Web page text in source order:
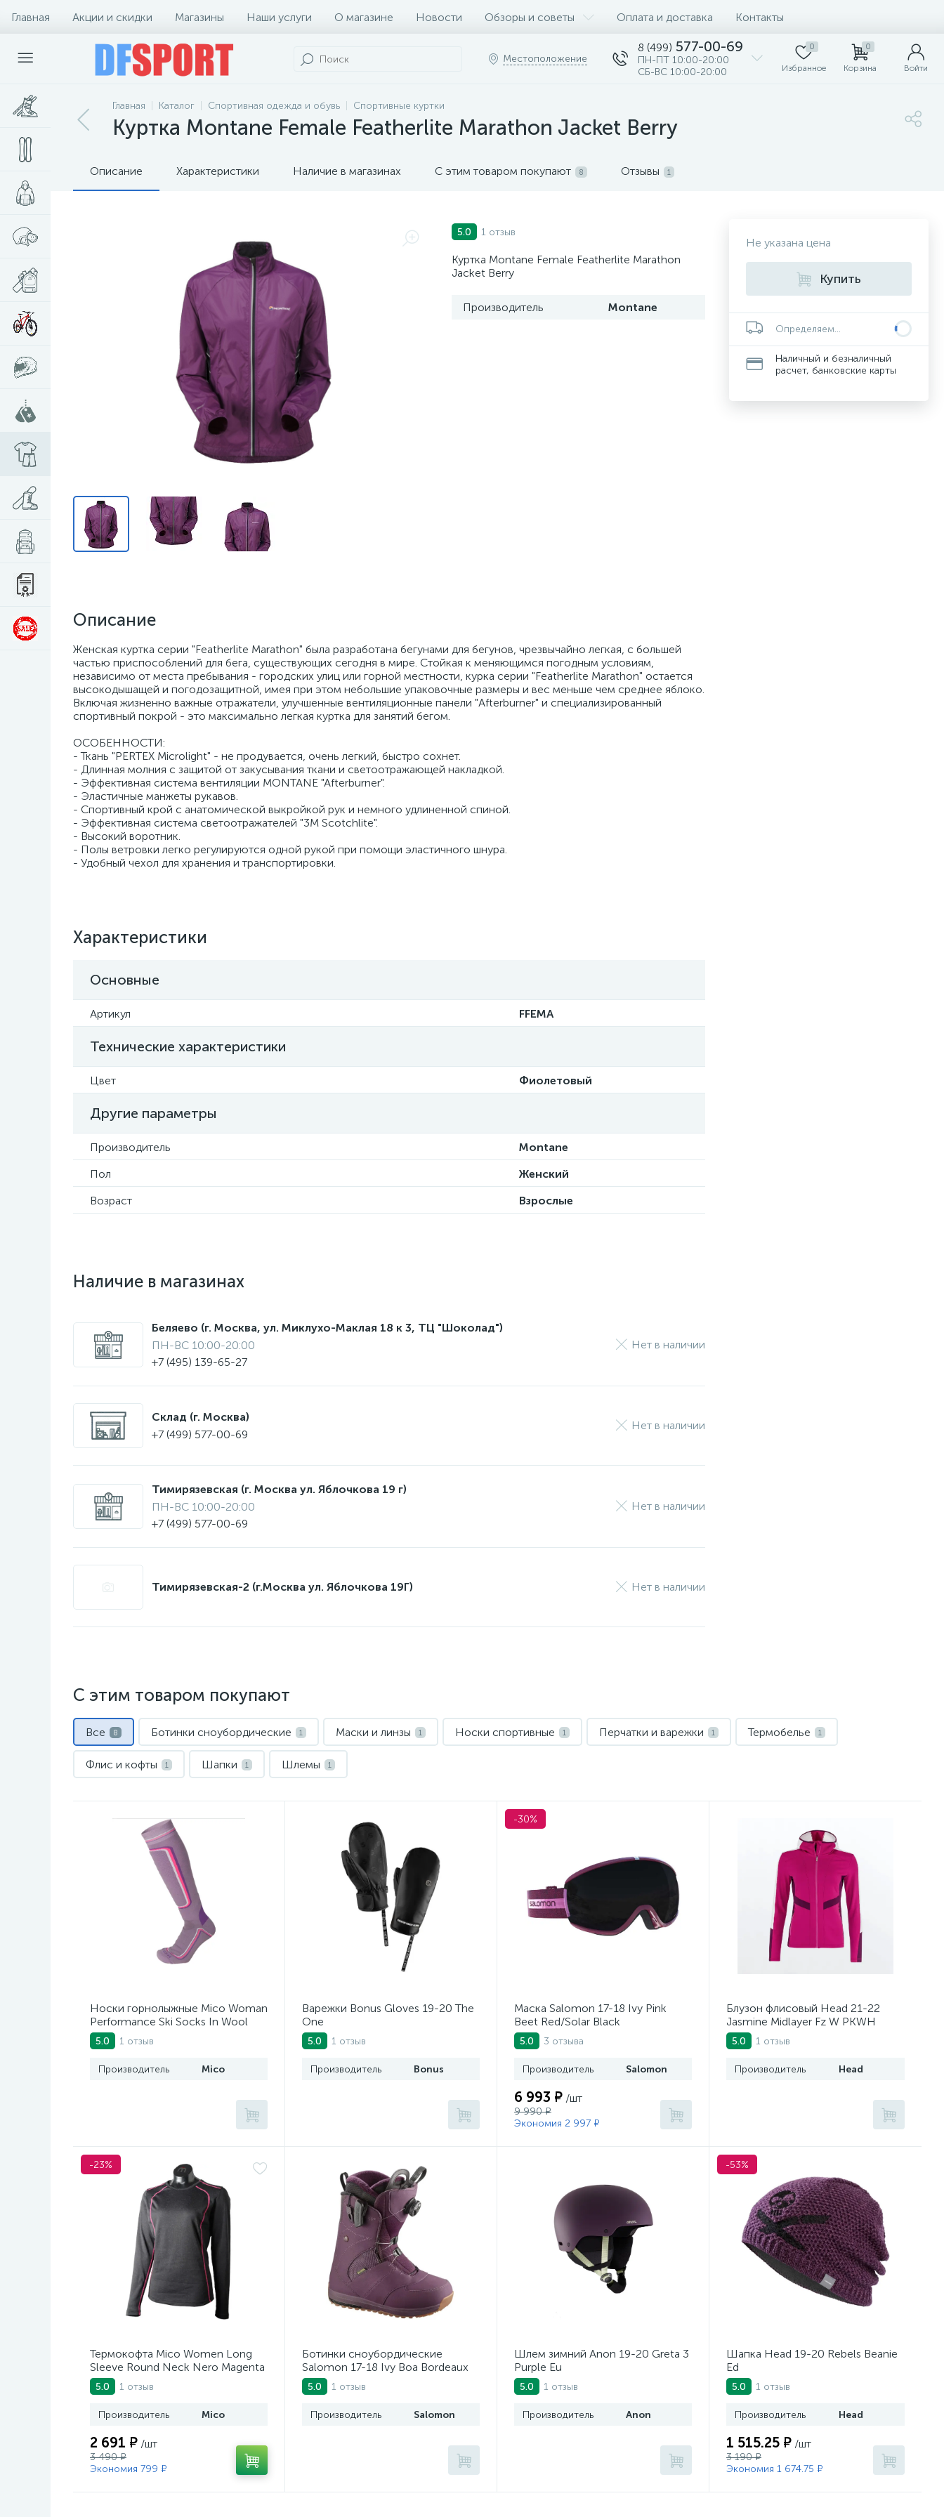
Главная Акции и скидки Магазины Наши услуги О магазине Новости Обзоры и советы Оплата и доставка Контакты
Местоположение
8 (499) 577-00-69
ПН-ПТ 10:00-20:00
СБ-ВС 10:00-20:00
0
Избранное
0
Корзина Войти
Главная Каталог Спортивная одежда и обувь Спортивные куртки
Куртка Montane Female Featherlite Marathon Jacket Berry
Описание Характеристики Наличие в магазинах С этим товаром покупают 8 Отзывы 1
5.0 1 отзыв
Куртка Montane Female Featherlite Marathon
Jacket Berry
Производитель Montane
Описание
Женская куртка серии "Featherlite Marathon" была разработана бегунами для бегунов, чрезвычайно легкая, с большей
частью приспособлений для бега, существующих сегодня в мире. Стойкая к меняющимся погодным условиям,
независимо от места пребывания - городских улиц или горной местности, курка серии "Featherlite Marathon" остается
высокодышащей и погодозащитной, имея при этом небольшие упаковочные размеры и вес меньше чем среднее яблоко.
Включая жизненно важные отражатели, улучшенные вентиляционные панели "Afterburner" и специализированный
спортивный покрой - это максимально легкая куртка для занятий бегом.
ОСОБЕННОСТИ:
- Ткань "PERTEX Microlight" - не продувается, очень легкий, быстро сохнет.
- Длинная молния с защитой от закусывания ткани и светоотражающей накладкой.
- Эффективная система вентиляции MONTANE "Afterburner".
- Эластичные манжеты рукавов.
- Спортивный крой с анатомической выкройкой рук и немного удлиненной спиной.
- Эффективная система светоотражателей "3M Scotchlite".
- Высокий воротник.
- Полы ветровки легко регулируются одной рукой при помощи эластичного шнура.
- Удобный чехол для хранения и транспортировки.
Характеристики
Основные
Артикул FFEMA
Технические характеристики
Цвет Фиолетовый
Другие параметры
Производитель
Montane
Пол
Женский
Возраст
Взрослые
Наличие в магазинах
Беляево (г. Москва, ул. Миклухо-Маклая 18 к 3, ТЦ "Шоколад")
ПН-ВС 10:00-20:00
+7 (495) 139-65-27
Нет в наличии
Склад (г. Москва)
+7 (499) 577-00-69
Нет в наличии
Тимирязевская (г. Москва ул. Яблочкова 19 г)
ПН-ВС 10:00-20:00
+7 (499) 577-00-69
Нет в наличии
Тимирязевская-2 (г.Москва ул. Яблочкова 19Г) Нет в наличии
Не указана цена
Купить
Определяем...
Наличный и безналичный
расчет, банковские карты
С этим товаром покупают
Все 8 Ботинки сноубордические 1 Маски и линзы 1 Носки спортивные 1 Перчатки и варежки 1 Термобелье 1
Флис и кофты 1 Шапки 1 Шлемы 1
Носки горнолыжные Mico Woman
Performance Ski Socks In Wool
Viola
5.0 1 отзыв
Производитель Mico
Варежки Bonus Gloves 19-20 The
One
5.0 1 отзыв
Производитель Bonus
-30%
Маска Salomon 17-18 Ivy Pink
Beet Red/Solar Black
5.0 3 отзыва
Производитель Salomon
6 993 ₽ /шт
9 990 ₽
Экономия 2 997 ₽
Блузон флисовый Head 21-22
Jasmine Midlayer Fz W PKWH
5.0 1 отзыв
Производитель Head
-23%
Термокофта Mico Women Long
Sleeve Round Neck Nero Magenta
5.0 1 отзыв
Производитель Mico
2 691 ₽ /шт
3 490 ₽
Экономия 799 ₽
Ботинки сноубордические
Salomon 17-18 Ivy Boa Bordeaux
5.0 1 отзыв
Производитель Salomon
Шлем зимний Anon 19-20 Greta 3
Purple Eu
5.0 1 отзыв
Производитель Anon
-53%
Шапка Head 19-20 Rebels Beanie
Ed
5.0 1 отзыв
Производитель Head
1 515.25 ₽ /шт
3 190 ₽
Экономия 1 674.75 ₽